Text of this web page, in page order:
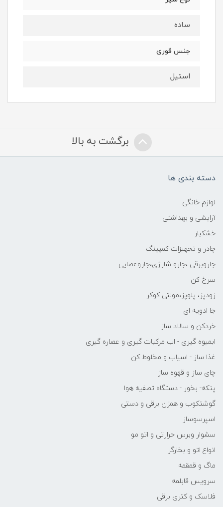
ساده
جنس قوری
استیل
برگشت به بالا
دسته بندی ها
لوازم خانگی
آرایشی و بهداشتی
خشکبار
چادر و تجهیزات کمپینگ
جاروبرقی ،جارو شارژی،جاروعصایی
سرخ کن
زودپز، پلوپز،مولتی کوکر
جا ادویه ای
خردکن و سالاد ساز
ابمیوه گیری - اب مرکبات گیری و عصاره گیری
غذا ساز - اسیاب و مخلوط کن
چای ساز و قهوه ساز
پنکه- بخور - دستگاه تصفیه هوا
گوشتکوب و همزن برقی و دستی
اسپرسوساز
سشوار وبرس حرارتی و اتو مو
انواع اتو و بخارگر
ماگ و قمقمه
سرویس قابلمه
فلاسک و کتری برقی